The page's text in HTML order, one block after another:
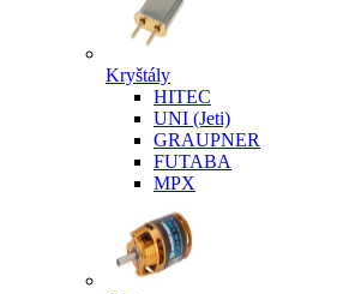
Kryštály
HITEC
UNI (Jeti)
GRAUPNER
FUTABA
MPX